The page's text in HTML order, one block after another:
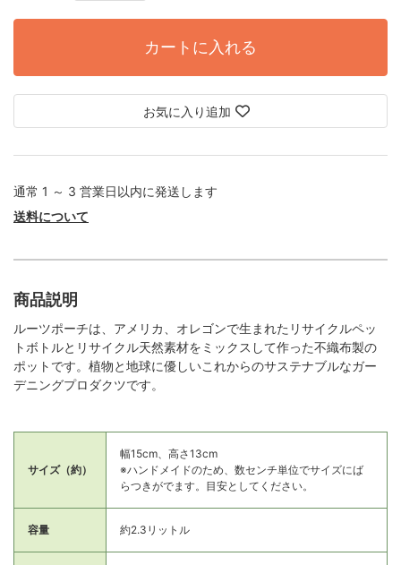
カートに入れる
お気に入り追加
通常 1 ～ 3 営業日以内に発送します
送料について
商品説明
ルーツポーチは、アメリカ、オレゴンで生まれたリサイクルペッ
トボトルとリサイクル天然素材をミックスして作った不織布製の
ポットです。植物と地球に優しいこれからのサステナブルなガー
デニングプロダクツです。
サイズ（約）
幅15cm、高さ13cm
※ハンドメイドのため、数センチ単位でサイズにば
らつきがでます。目安としてください。
容量 約2.3リットル